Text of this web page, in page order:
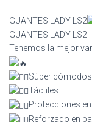
GUANTES LADY LS2
GUANTES LADY LS2
Tenemos la mejor
Súper
Táctiles
Protecciones
Reforzado en